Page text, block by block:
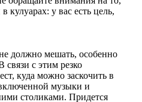
кулуарах: у вас есть цель,
должно мешать, особенно
связи с этим резко
куда можно заскочить в
музыки и
столиками. Придется